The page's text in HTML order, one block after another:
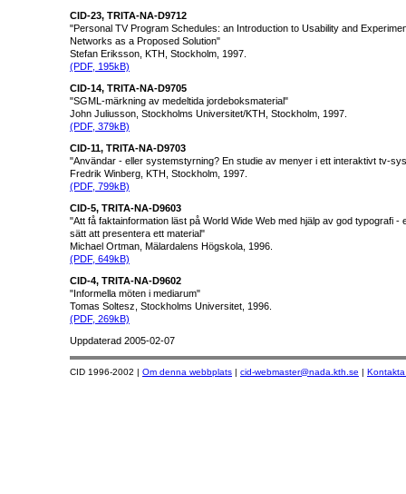
CID-23, TRITA-NA-D9712
"Personal TV Program Schedules: an Introduction to Usability and
Networks as a Proposed Solution"
Stefan Eriksson, KTH, Stockholm, 1997.
(PDF, 195kB)
CID-14, TRITA-NA-D9705
"SGML-märkning av medeltida jordeboksmaterial"
John Juliusson, Stockholms Universitet/KTH, Stockholm, 1997.
(PDF, 379kB)
CID-11, TRITA-NA-D9703
"Användar - eller systemstyrning? En studie av menyer i ett interaktivt tv-
Fredrik Winberg, KTH, Stockholm, 1997.
(PDF, 799kB)
CID-5, TRITA-NA-D9603
"Att få faktainformation läst på World Wide Web med hjälp av god typografi -
sätt att presentera ett material"
Michael Ortman, Mälardalens Högskola, 1996.
(PDF, 649kB)
CID-4, TRITA-NA-D9602
"Informella möten i mediarum"
Tomas Soltesz, Stockholms Universitet, 1996.
(PDF, 269kB)
Uppdaterad 2005-02-07
CID 1996-2002 | Om denna webbplats | cid-webmaster@nada.kth.se |